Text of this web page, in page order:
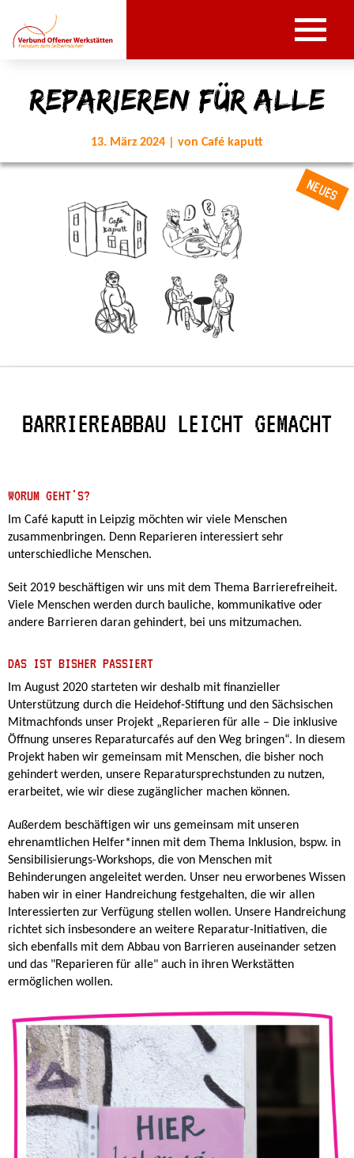
Reparieren für Alle
13. März 2024 | von Café kaputt
NEUES
BARRIEREABBAU LEICHT GEMACHT
WORUM GEHT'S?
Im Café kaputt in Leipzig möchten wir viele Menschen
zusammenbringen. Denn Reparieren interessiert sehr
unterschiedliche Menschen.
Seit 2019 beschäftigen wir uns mit dem Thema Barrierefreiheit.
Viele Menschen werden durch bauliche, kommunikative oder
andere Barrieren daran gehindert, bei uns mitzumachen.
DAS IST BISHER PASSIERT
Im August 2020 starteten wir deshalb mit finanzieller
Unterstützung durch die Heidehof-Stiftung und den Sächsischen
Mitmachfonds unser Projekt „Reparieren für alle – Die inklusive
Öffnung unseres Reparaturcafés auf den Weg bringen“. In diesem
Projekt haben wir gemeinsam mit Menschen, die bisher noch
gehindert werden, unsere Reparatursprechstunden zu nutzen,
erarbeitet, wie wir diese zugänglicher machen können.
Außerdem beschäftigen wir uns gemeinsam mit unseren
ehrenamtlichen Helfer*innen mit dem Thema Inklusion, bspw. in
Sensibilisierungs-Workshops, die von Menschen mit
Behinderungen angeleitet werden. Unser neu erworbenes Wissen
haben wir in einer Handreichung festgehalten, die wir allen
Interessierten zur Verfügung stellen wollen. Unsere Handreichung
richtet sich insbesondere an weitere Reparatur-Initiativen, die
sich ebenfalls mit dem Abbau von Barrieren auseinander setzen
und das "Reparieren für alle" auch in ihren Werkstätten
ermöglichen wollen.